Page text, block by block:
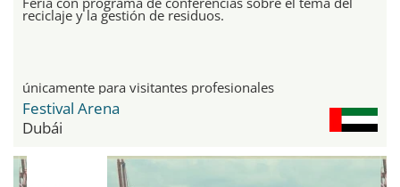
reciclaje y la gestión de residuos.
únicamente para visitantes profesionales
Festival Arena
Dubái